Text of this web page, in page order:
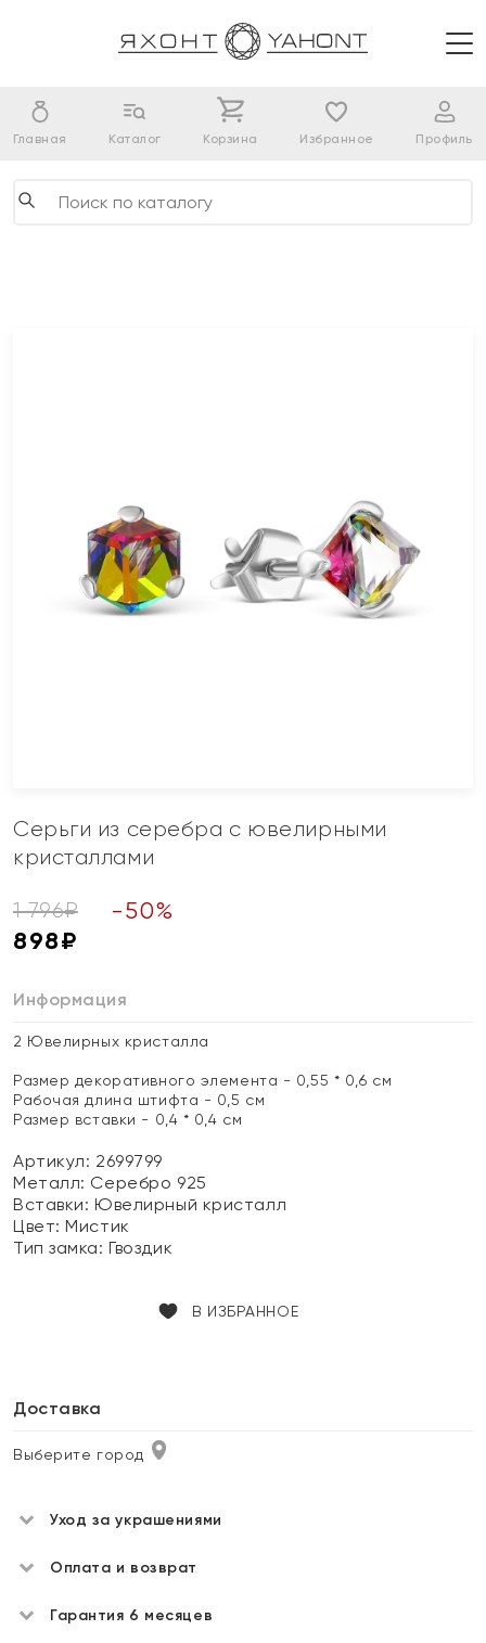
Главная Каталог Корзина Избранное Профиль
Серьги из серебра с ювелирными
кристаллами
1 796₽ -50%
898₽
Информация
2 Ювелирных кристалла
Размер декоративного элемента - 0,55 * 0,6 см
Рабочая длина штифта - 0,5 см
Размер вставки - 0,4 * 0,4 см
Артикул: 2699799
Металл: Серебро 925
Вставки:Ювелирный кристалл
Цвет:Мистик
Тип замка:Гвоздик
В ИЗБРАННОЕ
Доставка
Выберите город
Уход за украшениями
Оплата и возврат
Гарантия 6 месяцев